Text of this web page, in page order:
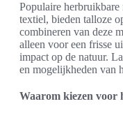
Populaire herbruikbare
textiel, bieden talloze
combineren van deze
alleen voor een frisse
impact op de natuur.
en mogelijkheden van
Waarom kiezen voor